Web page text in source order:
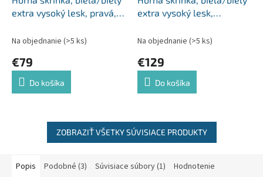
extra vysoký lesk, pravá,
Na objednanie (>5 ks)
€79
Do košíka
extra vysoký lesk,
Na objednanie (>5 ks)
€129
Do košíka
ZOBRAZIŤ VŠETKY SÚVISIACE PRODUKTY
Popis Podobné (3) Súvisiace súbory (1) Hodnotenie